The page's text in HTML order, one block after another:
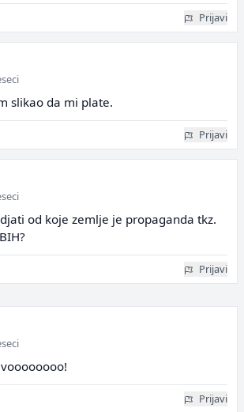
Prijavi
slikao da mi plate.
Prijavi
od koje zemlje je propaganda tkz.
Prijavi
Prijavi